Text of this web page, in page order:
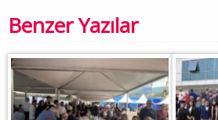
Benzer Yazılar